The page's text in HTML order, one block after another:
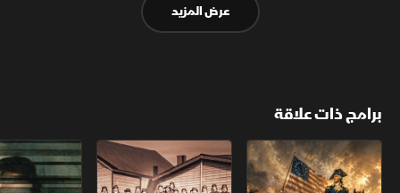
عرض المزيد
برامج ذات علاقة
الثورة الأميركية الكاميكاز.. تاريخ مجهول عودة الدجال